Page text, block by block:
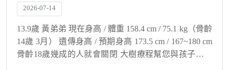
2026-07-14
13.9歲 黃弟弟 現在身高 / 體重 158.4 cm / 75.1 kg（骨齡
14歲 3月） 遺傳身高 / 預期身高 173.5 cm / 167~180 cm
骨齡18歲幾成的人就會關閉 大樹療程幫您與孩子解決